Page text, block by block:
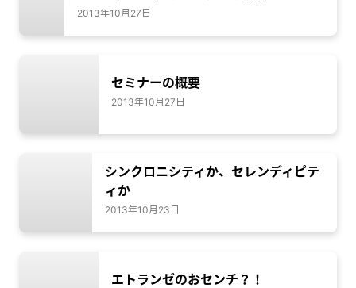
2013年10月27日
セミナーの概要
2013年10月27日
シンクロニシティか、セレンディピテ
ィか
2013年10月23日
エトランゼのおセンチ？！